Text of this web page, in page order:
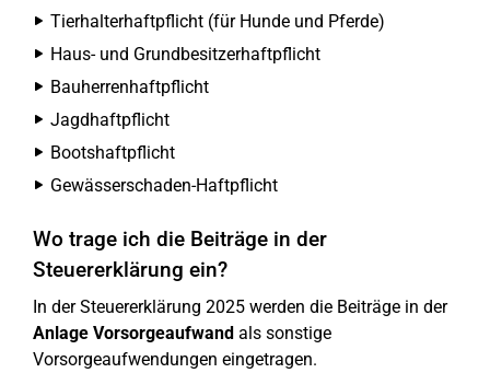
Tierhalterhaftpflicht (für Hunde und Pferde)
Haus- und Grundbesitzerhaftpflicht
Bauherrenhaftpflicht
Jagdhaftpflicht
Bootshaftpflicht
Gewässerschaden-Haftpflicht
Wo trage ich die Beiträge in der
Steuererklärung ein?
In der Steuererklärung 2025 werden die Beiträge in der
Anlage Vorsorgeaufwand als sonstige
Vorsorgeaufwendungen eingetragen.